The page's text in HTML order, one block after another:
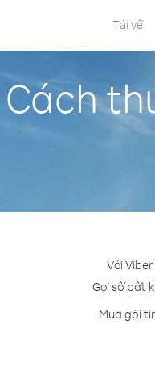
Tải về
Cách
Với
Gọi số bất
Mua gói